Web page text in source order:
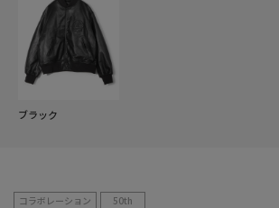
ブラック
コラボレーション 50th